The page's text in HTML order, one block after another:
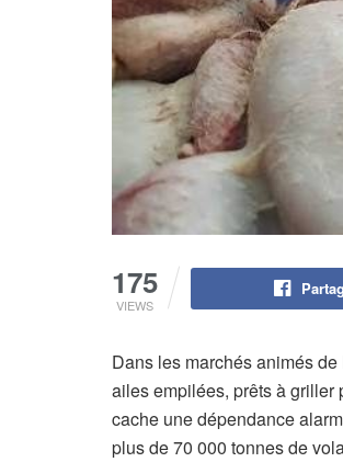
175
VIEWS
Dans les marchés animés
ailes empilées, prêts à griller
cache une dépendance
plus de 70 000 tonnes de